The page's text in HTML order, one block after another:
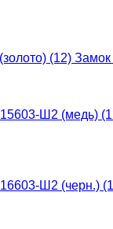
Замок